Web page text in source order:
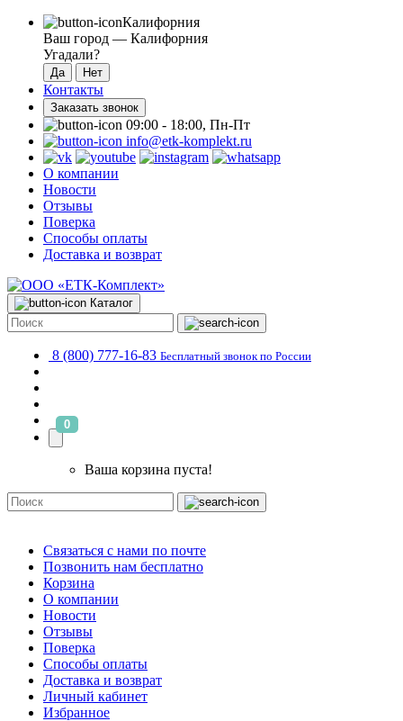
Калифорния
Ваш город — Калифорния
Угадали?
Контакты
Заказать звонок
09:00 - 18:00, Пн-Пт
info@etk-komplekt.ru
О компании
Новости
Отзывы
Поверка
Способы оплаты
Доставка и возврат
Каталог
8 (800) 777-16-83 Бесплатный звонок по России
0
Ваша корзина пуста!
Связаться с нами по почте
Позвонить нам бесплатно
Корзина
О компании
Новости
Отзывы
Поверка
Способы оплаты
Доставка и возврат
Личный кабинет
Избранное